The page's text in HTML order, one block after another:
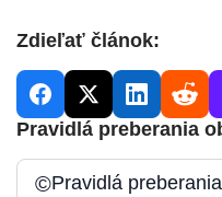
Zdieľať článok:
Pravidlá preberania
©Pravidlá